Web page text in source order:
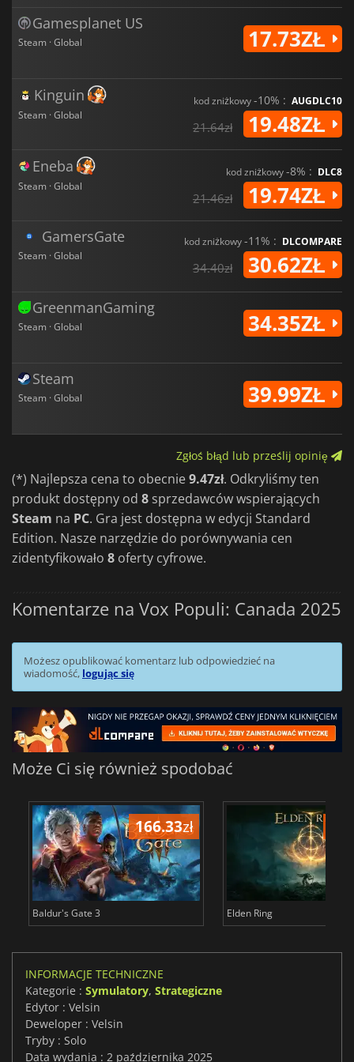
Gamesplanet US
Steam · Global 17.73ZŁ
Kinguin
Steam · Global
kod zniżkowy-10% : AUGDLC10
21.64zł 19.48ZŁ
Eneba
Steam · Global
kod zniżkowy-8% : DLC8
21.46zł 19.74ZŁ
GamersGate
Steam · Global
kod zniżkowy-11% : DLCOMPARE
34.40zł 30.62ZŁ
GreenmanGaming
Steam · Global 34.35ZŁ
Steam
Steam · Global 39.99ZŁ
Zgłoś błąd lub prześlij opinię
(*) Najlepsza cena to obecnie9.47zł. Odkryliśmy ten
produkt dostępny od 8 sprzedawców wspierających
Steam na PC. Gra jest dostępna w edycji Standard
Edition. Nasze narzędzie do porównywania cen
zidentyfikowało 8 oferty cyfrowe.
Komentarze na Vox Populi: Canada 2025
Możesz opublikować komentarz lub odpowiedzieć na
wiadomość, logując się
Może Ci się również spodobać
166.33zł
Baldur's Gate 3 Elden Ring
INFORMACJE TECHNICZNE
Kategorie : Symulatory, Strategiczne
Edytor : Velsin
Deweloper : Velsin
Tryby : Solo
Data wydania : 2 października 2025